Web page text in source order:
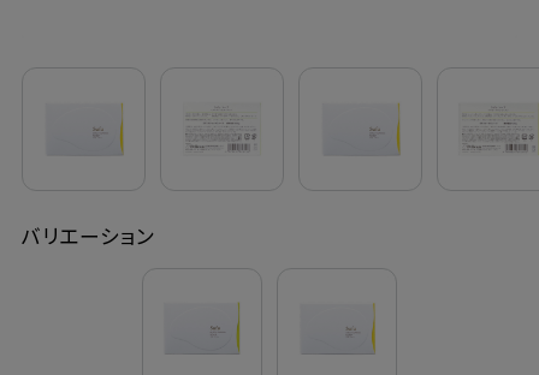
ご利用案内
会員登録でお得
バリエーション